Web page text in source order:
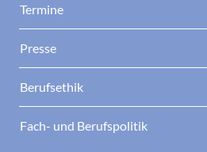
Termine
Presse
Berufsethik
Fach- und Berufspolitik